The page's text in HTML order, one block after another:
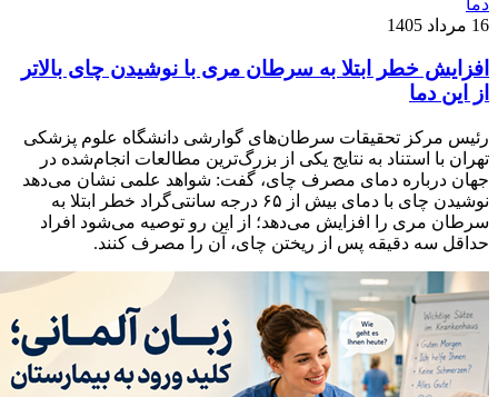
16 مرداد 1405
افزایش خطر ابتلا به سرطان مری با نوشیدن چای بالاتر
از این دما
رئیس مرکز تحقیقات سرطان‌های گوارشی دانشگاه علوم پزشکی
تهران با استناد به نتایج یکی از بزرگ‌ترین مطالعات انجام‌شده در
جهان درباره دمای مصرف چای، گفت: شواهد علمی نشان می‌دهد
نوشیدن چای با دمای بیش از ۶۵ درجه سانتی‌گراد خطر ابتلا به
سرطان مری را افزایش می‌دهد؛ از این رو توصیه می‌شود افراد
حداقل سه دقیقه پس از ریختن چای، آن را مصرف کنند.